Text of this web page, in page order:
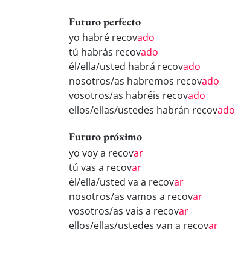
Futuro perfecto
yo habré recovado
tú habrás recovado
él/ella/usted habrá recovado
nosotros/as habremos recovado
vosotros/as habréis recovado
ellos/ellas/ustedes habrán recovado
Futuro próximo
yo voy a recovar
tú vas a recovar
él/ella/usted va a recovar
nosotros/as vamos a recovar
vosotros/as vais a recovar
ellos/ellas/ustedes van a recovar